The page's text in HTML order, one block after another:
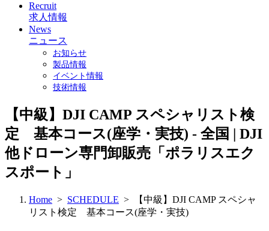
Recruit
求人情報
News
ニュース
お知らせ
製品情報
イベント情報
技術情報
【中級】DJI CAMP スペシャリスト検
定 基本コース(座学・実技) - 全国 | DJI
他ドローン専門卸販売「ポラリスエク
スポート」
Home > SCHEDULE > 【中級】DJI CAMP スペシャ
リスト検定 基本コース(座学・実技)